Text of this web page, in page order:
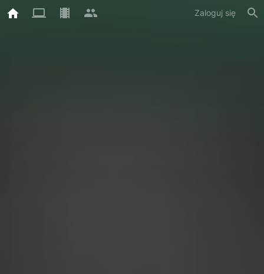
Zaloguj się